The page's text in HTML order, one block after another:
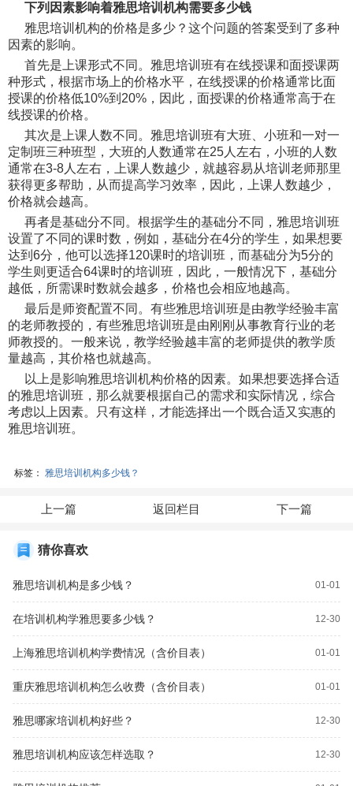
下列因素影响着雅思培训机构需要多少钱
雅思培训机构的价格是多少？这个问题的答案受到了多种
因素的影响。
首先是上课形式不同。雅思培训班有在线授课和面授课两
种形式，根据市场上的价格水平，在线授课的价格通常比面
授课的价格低10%到20%，因此，面授课的价格通常高于在
线授课的价格。
其次是上课人数不同。雅思培训班有大班、小班和一对一
定制班三种班型，大班的人数通常在25人左右，小班的人数
通常在3-8人左右，上课人数越少，就越容易从培训老师那里
获得更多帮助，从而提高学习效率，因此，上课人数越少，
价格就会越高。
再者是基础分不同。根据学生的基础分不同，雅思培训班
设置了不同的课时数，例如，基础分在4分的学生，如果想要
达到6分，他可以选择120课时的培训班，而基础分为5分的
学生则更适合64课时的培训班，因此，一般情况下，基础分
越低，所需课时数就会越多，价格也会相应地越高。
最后是师资配置不同。有些雅思培训班是由教学经验丰富
的老师教授的，有些雅思培训班是由刚刚从事教育行业的老
师教授的。一般来说，教学经验越丰富的老师提供的教学质
量越高，其价格也就越高。
以上是影响雅思培训机构价格的因素。如果想要选择合适
的雅思培训班，那么就要根据自己的需求和实际情况，综合
考虑以上因素。只有这样，才能选择出一个既合适又实惠的
雅思培训班。
标签： 雅思培训机构多少钱？
上一篇 返回栏目 下一篇
猜你喜欢
雅思培训机构是多少钱？ 01-01
在培训机构学雅思要多少钱？ 12-30
上海雅思培训机构学费情况（含价目表） 01-01
重庆雅思培训机构怎么收费（含价目表） 01-01
雅思哪家培训机构好些？ 12-30
雅思培训机构应该怎样选取？ 12-30